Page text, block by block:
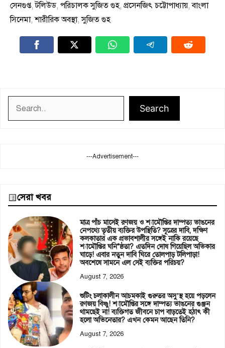
সেনগুপ্ত,টলিউড, পরিচালক সুজিত গুহ, প্রসেনজিৎ চট্টোপাধ্যায়,বাংলা
সিনেমা,শারীরিক অবস্থা,সুজিত গুহ
Search
---Advertisement---
সেরা খবর
মাত্র পাঁচ মাসেই রণজয় ও শ্যামৌপ্তির দাম্পত্য ভাঙনের
নেপথ্যে তৃতীয় ব্যক্তির উপস্থিতি? সূত্রের দাবি, দক্ষিণ
কলকাতার এক প্রভাবশালীর সঙ্গেই নাকি রয়েছে
শ্যামৌপ্তির ঘনি*ষ্ঠতা? এতদিন দোষ গিয়েছিল অভিকার
ঘাড়ে! এবার নতুন দাবি ঘিরে তোলপাড় টলিপাড়া!
অবশেষে সামনে এল সেই ব্যক্তির পরিচয়?
August 7, 2026
শুটিং চলাকালীন আচমকাই গুরুতর অসু’স্থ হয়ে পড়লেন
রণজয় বিষ্ণু! শ্যামৌপ্তির সঙ্গে দাম্পত্য ভাঙনের গুঞ্জন
থামছেই না! ব্যক্তিগত জীবনে চাপ বাড়তেই হঠাৎ কী
হলো অভিনেতার? এখন কেমন আছেন তিনি?
August 7, 2026